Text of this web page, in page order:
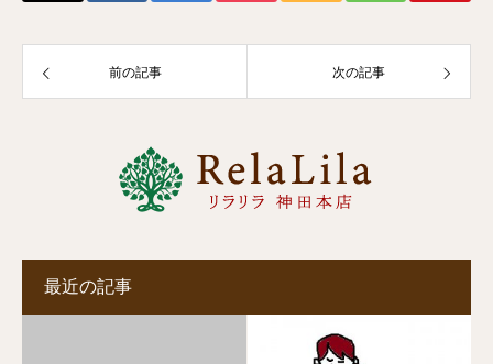
前の記事 次の記事
最近の記事